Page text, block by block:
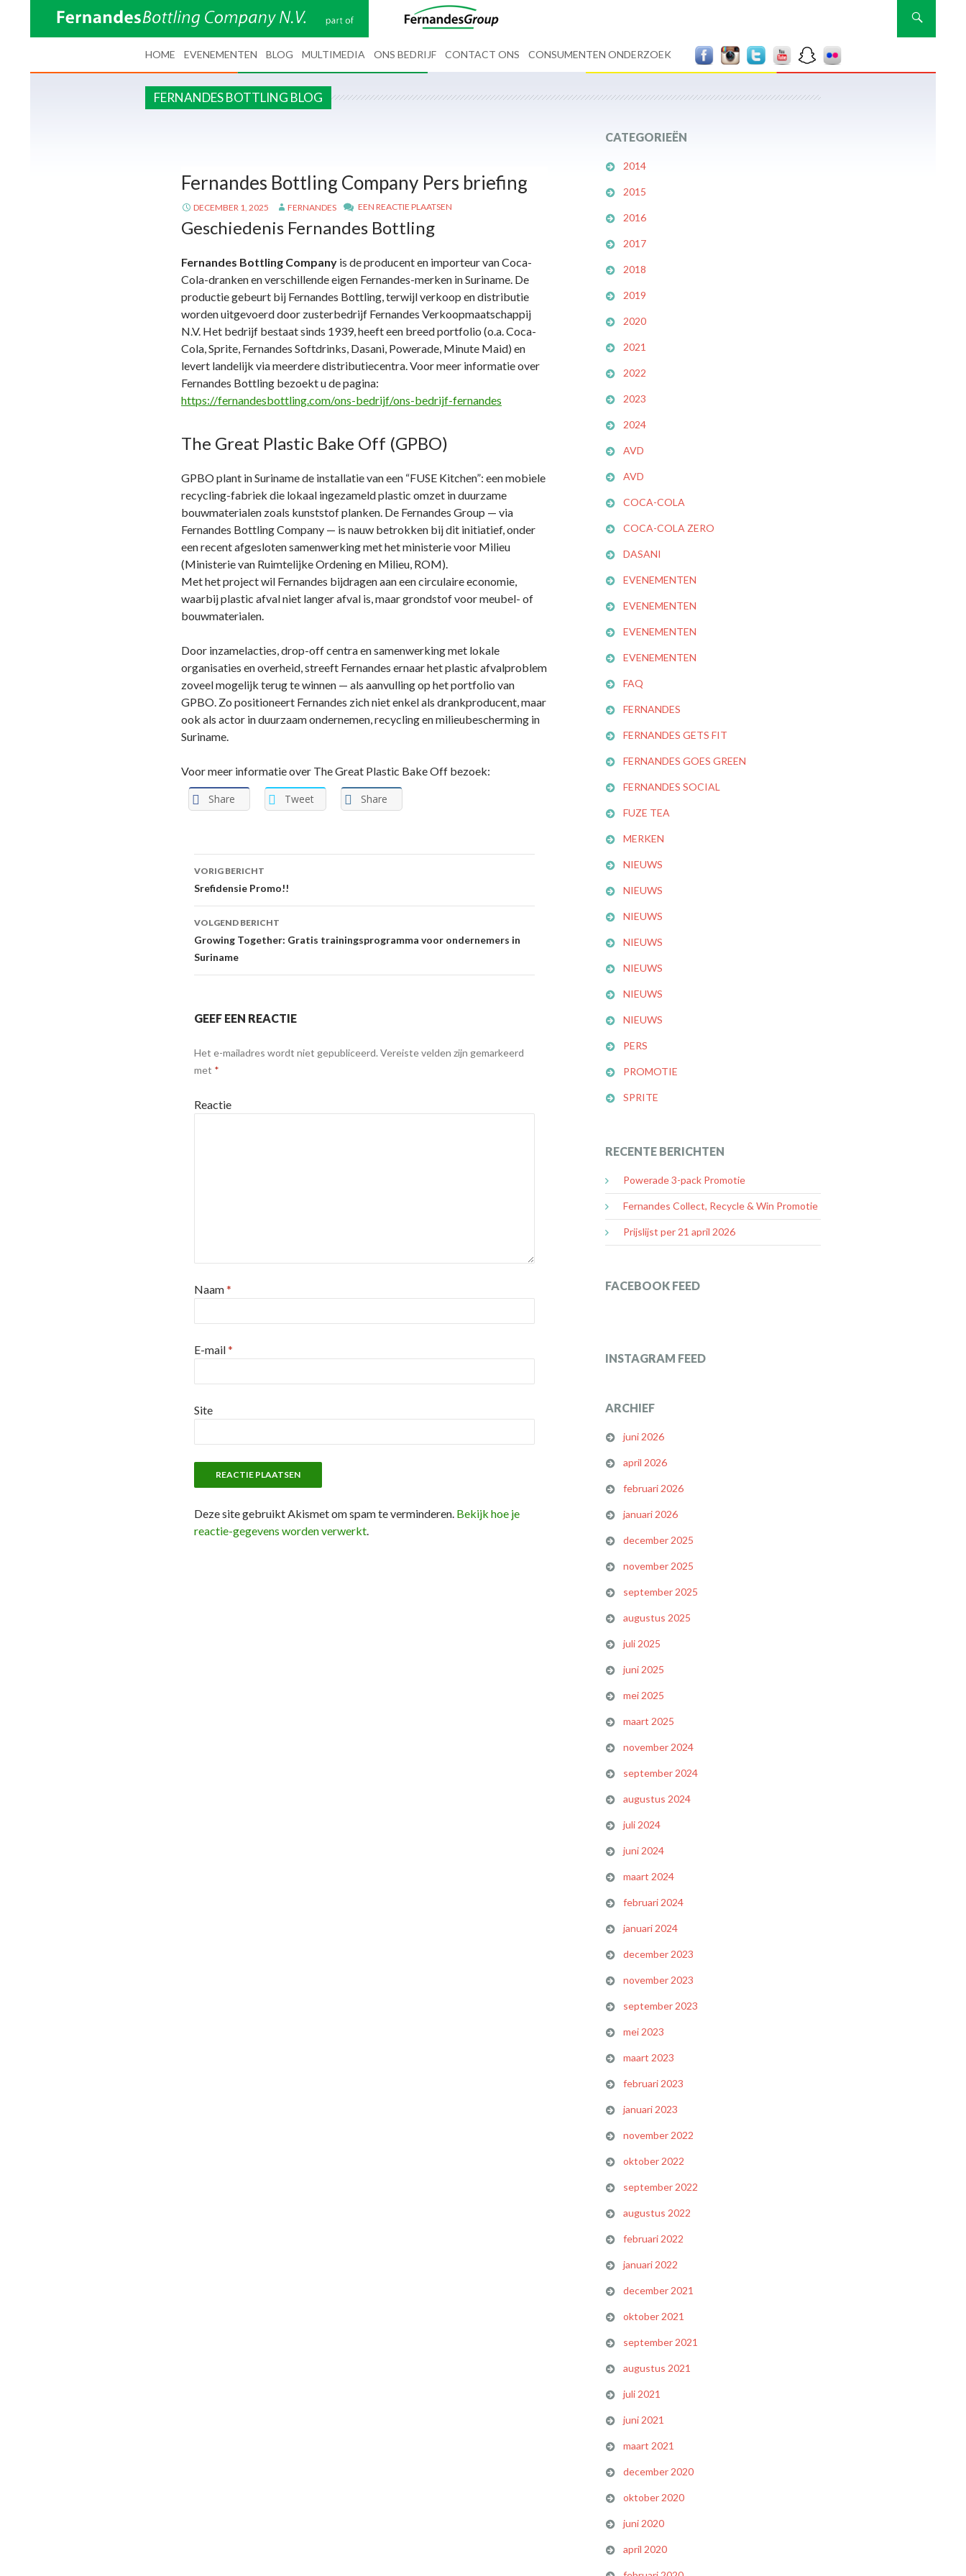
Zoeken
HOME EVENEMENTEN BLOG MULTIMEDIA ONS BEDRIJF CONTACT ONS CONSUMENTEN ONDERZOEK
FERNANDES BOTTLING BLOG
Fernandes Bottling Company Pers briefing
DECEMBER 1, 2025 FERNANDES EEN REACTIE PLAATSEN
Geschiedenis Fernandes Bottling
Fernandes Bottling Company is de producent en importeur van Coca-
Cola-dranken en verschillende eigen Fernandes-merken in Suriname. De
productie gebeurt bij Fernandes Bottling, terwijl verkoop en distributie
worden uitgevoerd door zusterbedrijf Fernandes Verkoopmaatschappij
N.V. Het bedrijf bestaat sinds 1939, heeft een breed portfolio (o.a. Coca-
Cola, Sprite, Fernandes Softdrinks, Dasani, Powerade, Minute Maid) en
levert landelijk via meerdere distributiecentra. Voor meer informatie over
Fernandes Bottling bezoekt u de pagina:
https://fernandesbottling.com/ons-bedrijf/ons-bedrijf-fernandes
The Great Plastic Bake Off (GPBO)
GPBO plant in Suriname de installatie van een “FUSE Kitchen”: een mobiele
recycling-fabriek die lokaal ingezameld plastic omzet in duurzame
bouwmaterialen zoals kunststof planken. De Fernandes Group — via
Fernandes Bottling Company — is nauw betrokken bij dit initiatief, onder
een recent afgesloten samenwerking met het ministerie voor Milieu
(Ministerie van Ruimtelijke Ordening en Milieu, ROM).
Met het project wil Fernandes bijdragen aan een circulaire economie,
waarbij plastic afval niet langer afval is, maar grondstof voor meubel- of
bouwmaterialen.
Door inzamelacties, drop-off centra en samenwerking met lokale
organisaties en overheid, streeft Fernandes ernaar het plastic afvalproblem
zoveel mogelijk terug te winnen — als aanvulling op het portfolio van
GPBO. Zo positioneert Fernandes zich niet enkel als drankproducent, maar
ook als actor in duurzaam ondernemen, recycling en milieubescherming in
Suriname.
Voor meer informatie over The Great Plastic Bake Off bezoek:
Share Tweet Share
Berichtnavigatie
VORIG BERICHT
Srefidensie Promo!!
VOLGEND BERICHT
Growing Together: Gratis trainingsprogramma voor ondernemers in
Suriname
GEEF EEN REACTIE
Het e-mailadres wordt niet gepubliceerd. Vereiste velden zijn gemarkeerd
met *
Reactie
Naam*
E-mail*
Site
Deze site gebruikt Akismet om spam te verminderen. Bekijk hoe je
reactie-gegevens worden verwerkt.
CATEGORIEËN
2014
2015
2016
2017
2018
2019
2020
2021
2022
2023
2024
AVD
AVD
COCA-COLA
COCA-COLA ZERO
DASANI
EVENEMENTEN
EVENEMENTEN
EVENEMENTEN
EVENEMENTEN
FAQ
FERNANDES
FERNANDES GETS FIT
FERNANDES GOES GREEN
FERNANDES SOCIAL
FUZE TEA
MERKEN
NIEUWS
NIEUWS
NIEUWS
NIEUWS
NIEUWS
NIEUWS
NIEUWS
PERS
PROMOTIE
SPRITE
RECENTE BERICHTEN
Powerade 3-pack Promotie
Fernandes Collect, Recycle & Win Promotie
Prijslijst per 21 april 2026
FACEBOOK FEED
INSTAGRAM FEED
ARCHIEF
juni 2026
april 2026
februari 2026
januari 2026
december 2025
november 2025
september 2025
augustus 2025
juli 2025
juni 2025
mei 2025
maart 2025
november 2024
september 2024
augustus 2024
juli 2024
juni 2024
maart 2024
februari 2024
januari 2024
december 2023
november 2023
september 2023
mei 2023
maart 2023
februari 2023
januari 2023
november 2022
oktober 2022
september 2022
augustus 2022
februari 2022
januari 2022
december 2021
oktober 2021
september 2021
augustus 2021
juli 2021
juni 2021
maart 2021
december 2020
oktober 2020
juni 2020
april 2020